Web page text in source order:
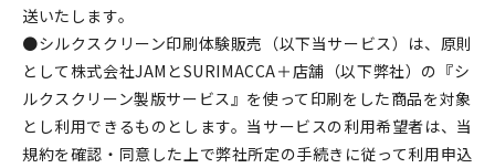
送いたします。
●シルクスクリーン印刷体験販売（以下当サービス）は、原則
として株式会社JAMとSURIMACCA＋店舗（以下弊社）の『シ
ルクスクリーン製版サービス』を使って印刷をした商品を対象
とし利用できるものとします。当サービスの利用希望者は、当
規約を確認・同意した上で弊社所定の手続きに従って利用申込